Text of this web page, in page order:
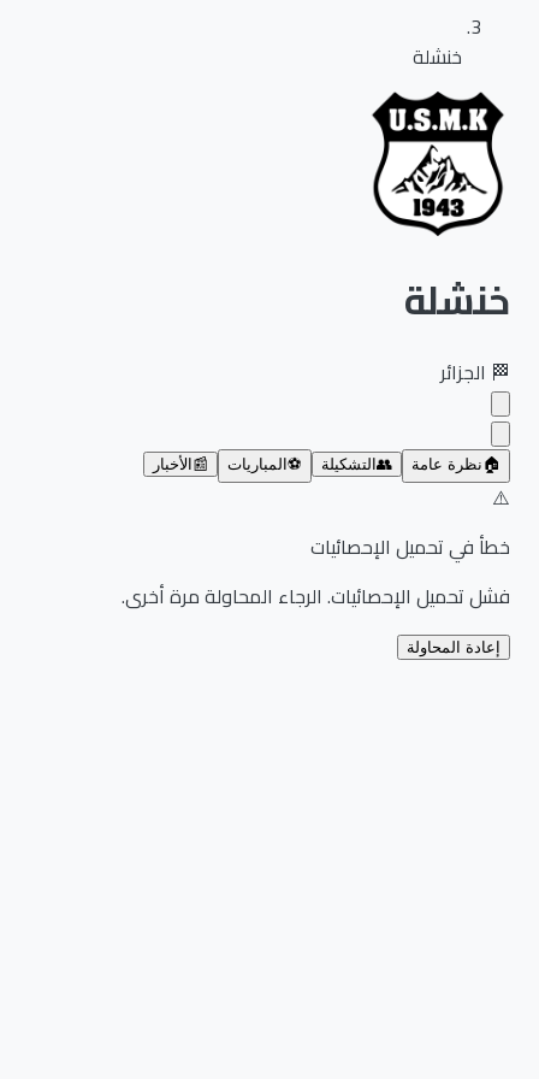
خنشلة
خنشلة
الجزائر
نظرة عامة 👥 التشكيلة ⚽ المباريات 📰 الأخبار
خطأ في تحميل الإحصائيات
فشل تحميل الإحصائيات. الرجاء المحاولة مرة أخرى.
إعادة المحاولة